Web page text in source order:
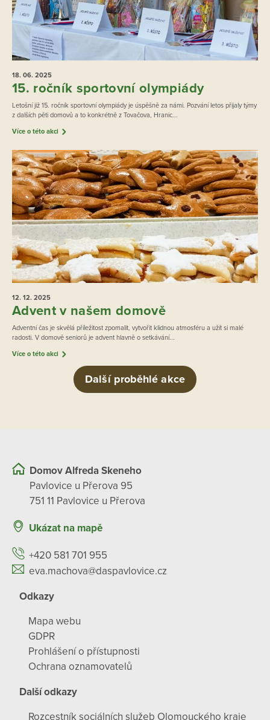
18. 06. 2025
15. ročník sportovní olympiády
Letošní již 15. ročník sportovní olympiády je úspěšně za námi. Pozvání letos přijaly týmy
z dalších pěti domovů a to konkrétně z Tovačova, Hranic...
Více o této akci
12. 12. 2025
Advent v našem domově
Adventní čas je skvělá příležitost zpomalit, vytvořit klidnou atmosféru a užít si malé
radosti. V domově seniorů je advent hlavně o setkávání...
Více o této akci
Další proběhlé akce
Domov Alfreda Skeneho
Pavlovice u Přerova 95
751 11 Pavlovice u Přerova
Ukázat na mapě
+420 581 701 955
eva.machova@daspavlovice.cz
Odkazy
Mapa webu
GDPR
Prohlášení o přístupnosti
Ochrana oznamovatelů
Další odkazy
Rozcestník sociálních služeb Olomouckého kraje